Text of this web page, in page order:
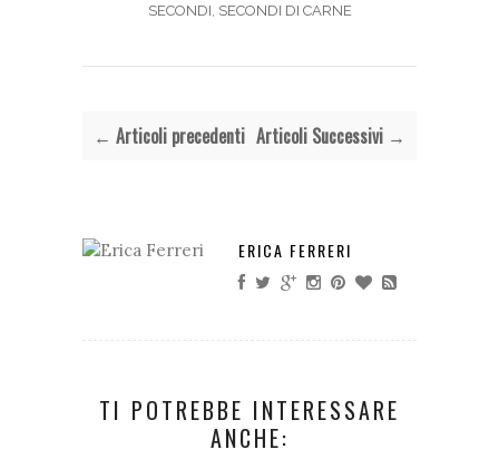
SECONDI, SECONDI DI CARNE
← Articoli precedenti Articoli Successivi →
ERICA FERRERI
TI POTREBBE INTERESSARE
ANCHE: